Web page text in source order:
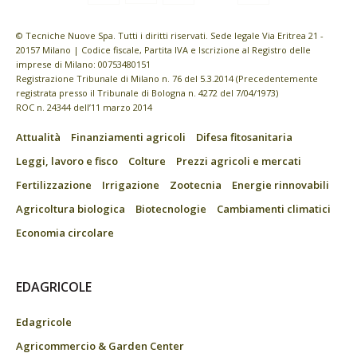
© Tecniche Nuove Spa. Tutti i diritti riservati. Sede legale Via Eritrea 21 -
20157 Milano | Codice fiscale, Partita IVA e Iscrizione al Registro delle
imprese di Milano: 00753480151
Registrazione Tribunale di Milano n. 76 del 5.3.2014 (Precedentemente
registrata presso il Tribunale di Bologna n. 4272 del 7/04/1973)
ROC n. 24344 dell’11 marzo 2014
Attualità Finanziamenti agricoli
Difesa fitosanitaria
Leggi, lavoro e fisco
Colture
Prezzi agricoli e mercati
Fertilizzazione
Irrigazione Zootecnia
Energie rinnovabili
Agricoltura biologica
Biotecnologie
Cambiamenti climatici
Economia circolare
EDAGRICOLE
Edagricole
Agricommercio & Garden Center